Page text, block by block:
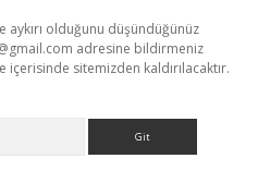
aykırı olduğunu düşündüğünüz
adresine bildirmeniz
sitemizden kaldırılacaktır.